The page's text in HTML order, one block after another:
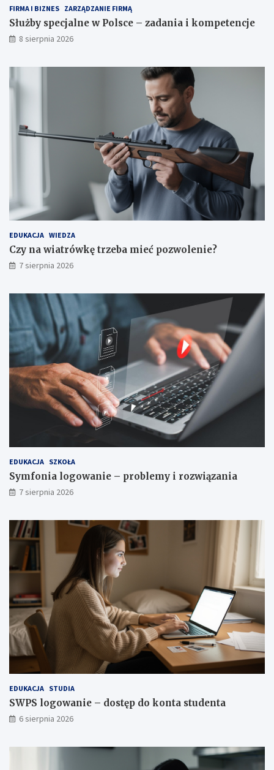
j
e
FIRMA I BIZNES ZARZĄDZANIE FIRMĄ
Służby specjalne w Polsce – zadania i kompetencje
8 sierpnia 2026
EDUKACJA WIEDZA
Czy na wiatrówkę trzeba mieć pozwolenie?
7 sierpnia 2026
EDUKACJA SZKOŁA
Symfonia logowanie – problemy i rozwiązania
7 sierpnia 2026
EDUKACJA STUDIA
SWPS logowanie – dostęp do konta studenta
6 sierpnia 2026